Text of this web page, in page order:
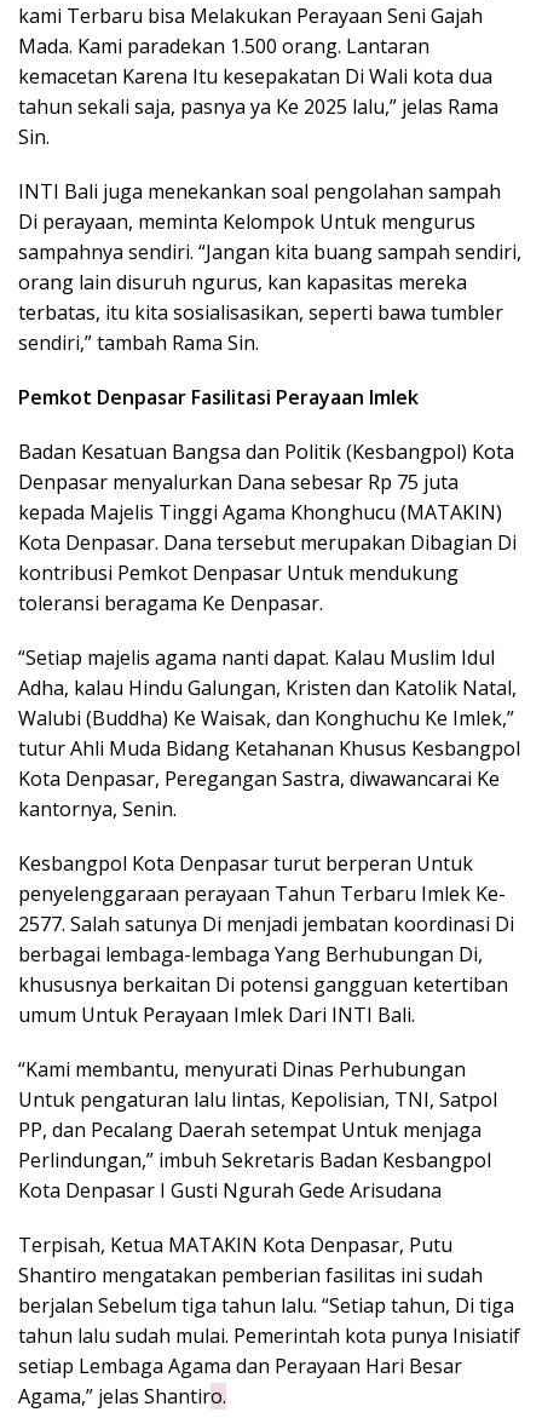
kami Terbaru bisa Melakukan Perayaan Seni Gajah
Mada. Kami paradekan 1.500 orang. Lantaran
kemacetan Karena Itu kesepakatan Di Wali kota dua
tahun sekali saja, pasnya ya Ke 2025 lalu,” jelas Rama
Sin.
INTI Bali juga menekankan soal pengolahan sampah
Di perayaan, meminta Kelompok Untuk mengurus
sampahnya sendiri. “Jangan kita buang sampah sendiri,
orang lain disuruh ngurus, kan kapasitas mereka
terbatas, itu kita sosialisasikan, seperti bawa tumbler
sendiri,” tambah Rama Sin.
Pemkot Denpasar Fasilitasi Perayaan Imlek
Badan Kesatuan Bangsa dan Politik (Kesbangpol) Kota
Denpasar menyalurkan Dana sebesar Rp 75 juta
kepada Majelis Tinggi Agama Khonghucu (MATAKIN)
Kota Denpasar. Dana tersebut merupakan Dibagian Di
kontribusi Pemkot Denpasar Untuk mendukung
toleransi beragama Ke Denpasar.
“Setiap majelis agama nanti dapat. Kalau Muslim Idul
Adha, kalau Hindu Galungan, Kristen dan Katolik Natal,
Walubi (Buddha) Ke Waisak, dan Konghuchu Ke Imlek,”
tutur Ahli Muda Bidang Ketahanan Khusus Kesbangpol
Kota Denpasar, Peregangan Sastra, diwawancarai Ke
kantornya, Senin.
Kesbangpol Kota Denpasar turut berperan Untuk
penyelenggaraan perayaan Tahun Terbaru Imlek Ke-
2577. Salah satunya Di menjadi jembatan koordinasi Di
berbagai lembaga-lembaga Yang Berhubungan Di,
khususnya berkaitan Di potensi gangguan ketertiban
umum Untuk Perayaan Imlek Dari INTI Bali.
“Kami membantu, menyurati Dinas Perhubungan
Untuk pengaturan lalu lintas, Kepolisian, TNI, Satpol
PP, dan Pecalang Daerah setempat Untuk menjaga
Perlindungan,” imbuh Sekretaris Badan Kesbangpol
Kota Denpasar I Gusti Ngurah Gede Arisudana
Terpisah, Ketua MATAKIN Kota Denpasar, Putu
Shantiro mengatakan pemberian fasilitas ini sudah
berjalan Sebelum tiga tahun lalu. “Setiap tahun, Di tiga
tahun lalu sudah mulai. Pemerintah kota punya Inisiatif
setiap Lembaga Agama dan Perayaan Hari Besar
Agama,” jelas Shantiro.